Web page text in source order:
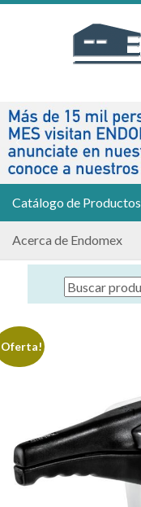
Catálogo de Productos
Acerca de Endomex